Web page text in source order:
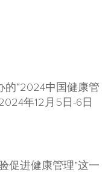
的“2024中国健康管
年12月5日-6日
促进健康管理”这一